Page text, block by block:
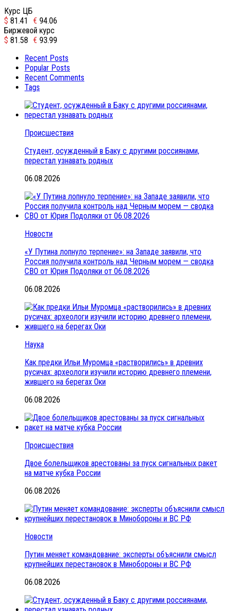
Курс ЦБ
$ 81.41 € 94.06
Биржевой курс
$ 81.58 € 93.99
Recent Posts
Popular Posts
Recent Comments
Tags
Происшествия
Студент, осужденный в Баку с другими россиянами,
перестал узнавать родных
06.08.2026
Новости
«У Путина лопнуло терпение»: на Западе заявили, что
Россия получила контроль над Черным морем — сводка
СВО от Юрия Подоляки от 06.08.2026
06.08.2026
Наука
Как предки Ильи Муромца «растворились» в древних
русичах: археологи изучили историю древнего племени,
жившего на берегах Оки
06.08.2026
Происшествия
Двое болельщиков арестованы за пуск сигнальных ракет
на матче кубка России
06.08.2026
Новости
Путин меняет командование: эксперты объяснили смысл
крупнейших перестановок в Минобороны и ВС РФ
06.08.2026